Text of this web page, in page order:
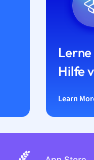
Hilfe
Learn